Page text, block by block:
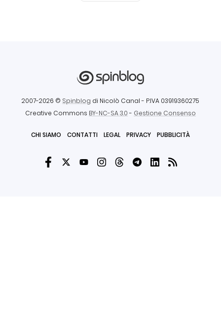
2007-2026 © Spinblog di Nicolò Canal - P.IVA 03919360275
Creative Commons BY-NC-SA 3.0- Gestione Consenso
CHI SIAMO CONTATTI LEGAL PRIVACY PUBBLICITÀ